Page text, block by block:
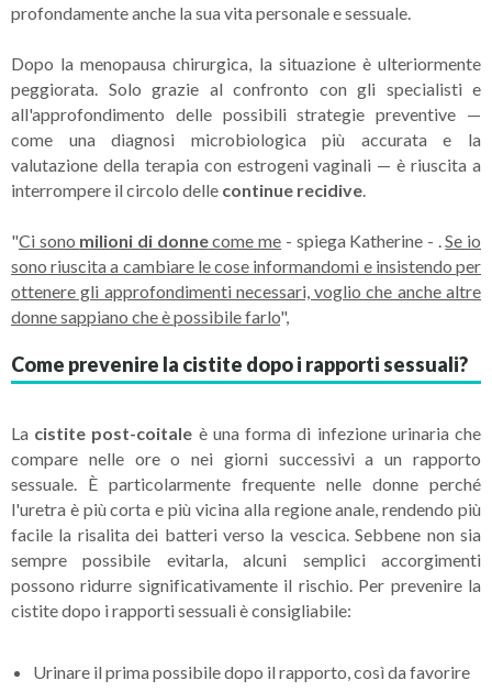
profondamente anche la sua vita personale e sessuale.
Dopo la menopausa chirurgica, la situazione è ulteriormente
peggiorata. Solo grazie al confronto con gli specialisti e
all'approfondimento delle possibili strategie preventive —
come una diagnosi microbiologica più accurata e la
valutazione della terapia con estrogeni vaginali — è riuscita a
interrompere il circolo delle continue recidive
"Ci sono milioni di donnecome me - spiega Katherine - .Se io
sono riuscita a cambiare le cose informandomi e insistendo per
ottenere gli approfondimenti necessari, voglio che anche altre
donne sappiano che è possibile farlo",
Come prevenire la cistite dopo i rapporti sessuali?
La cistite post-coitale è una forma di infezione urinaria che
compare nelle ore o nei giorni successivi a un rapporto
sessuale. È particolarmente frequente nelle donne perché
l'uretra è più corta e più vicina alla regione anale, rendendo più
facile la risalita dei batteri verso la vescica. Sebbene non sia
sempre possibile evitarla, alcuni semplici accorgimenti
possono ridurre significativamente il rischio. Per prevenire la
cistite dopo i rapporti sessuali è consigliabile:
Urinare il prima possibile dopo il rapporto, così da favorire